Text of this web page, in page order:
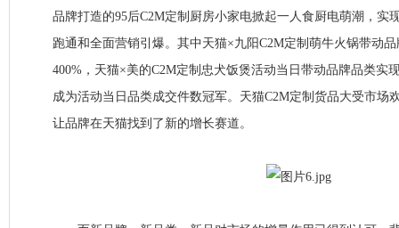
品牌打造的95后C2M定制厨房小家电掀起一人食厨电萌潮，实
跑通和全面营销引爆。其中天猫×九阳C2M定制萌牛火锅带动
400%，天猫×美的C2M定制忠犬饭煲活动当日带动品牌品类实
成为活动当日品类成交件数冠军。天猫C2M定制货品大受市场
让品牌在天猫找到了新的增长赛道。